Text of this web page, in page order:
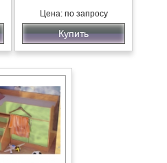
Цена: по запросу
Купить